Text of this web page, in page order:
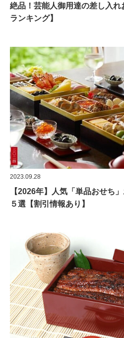
絶品！芸能人御用達の差し入
ランキング】
2023.09.28
【2026年】人気「単品おせち
５選【割引情報あり】